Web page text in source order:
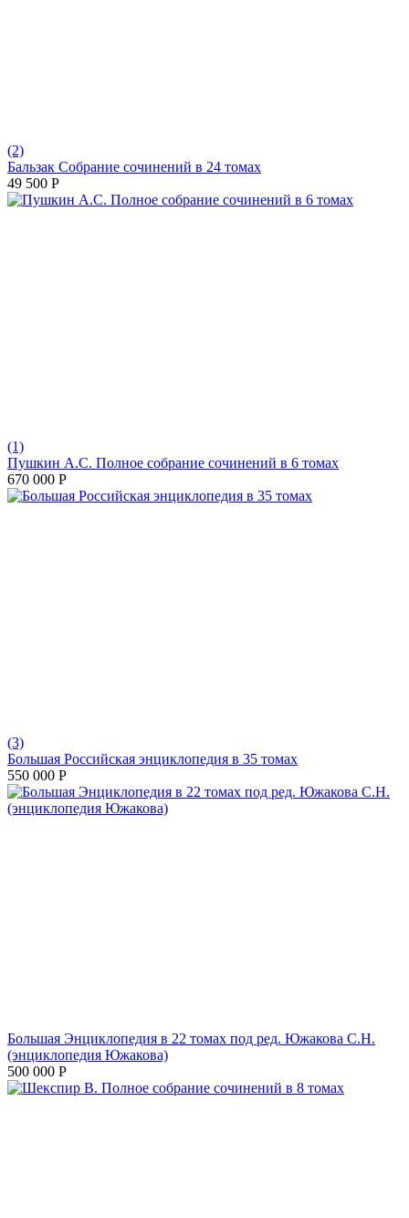
(2)
Бальзак Собрание сочинений в 24 томах
49 500 Р
(1)
Пушкин А.С. Полное собрание сочинений в 6 томах
670 000 Р
(3)
Большая Российская энциклопедия в 35 томах
550 000 Р
Большая Энциклопедия в 22 томах под ред. Южакова С.Н.
(энциклопедия Южакова)
500 000 Р